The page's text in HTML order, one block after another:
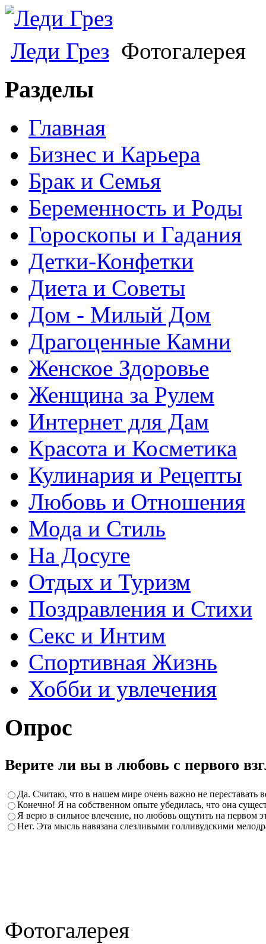
Леди Грез Фотогалерея
Разделы
Главная
Бизнес и Карьера
Брак и Семья
Беременность и Роды
Гороскопы и Гадания
Детки-Конфетки
Диета и Советы
Дом - Милый Дом
Драгоценные Камни
Женское Здоровье
Женщина за Рулем
Интернет для Дам
Красота и Косметика
Кулинария и Рецепты
Любовь и Отношения
Мода и Стиль
На Досуге
Отдых и Туризм
Поздравления и Стихи
Секс и Интим
Спортивная Жизнь
Хобби и увлечения
Опрос
Верите ли вы в любовь с первого
Да. Считаю, что в нашем мире очень важно не переставать
Конечно! Я на собственном опыте убедилась, что она
Я верю в сильное влечение, но любовь ощутить на первом
Нет. Эта мысль навязана слезливыми голливудскими
Фотогалерея